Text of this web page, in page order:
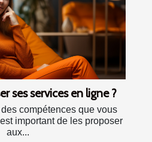
ses services en ligne ?
compétences que vous
important de les proposer
aux...